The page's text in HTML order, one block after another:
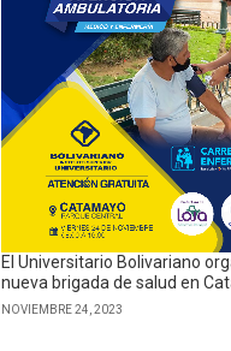
El Universitario Bolivariano
nueva brigada de salud en
NOVIEMBRE 24, 2023